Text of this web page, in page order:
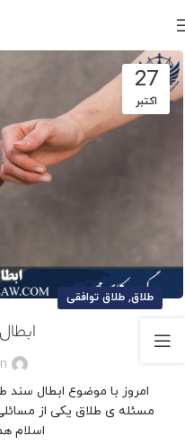
27
اکتبر
طلاق, طلاق توافقی
امروز با موضوع ابطال
مسئله ی طلاق یکی از
اسلام